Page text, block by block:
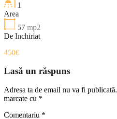
1
Area
57 mp2
De Inchiriat
450€
Lasă un răspuns
Adresa ta de email nu va fi publicată.
marcate cu *
Comentariu *